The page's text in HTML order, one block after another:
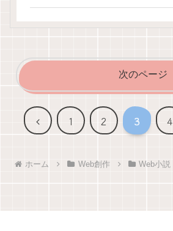
次のページ
前
1 2 3 4
ホーム Web創作 Web小説